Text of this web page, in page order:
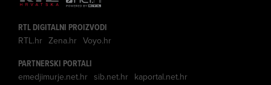
RTL DIGITALNI PROIZVODI
RTL.hr Zena.hr Voyo.hr
PARTNERSKI PORTALI
emedjimurje.net.hr sib.net.hr kaportal.net.hr